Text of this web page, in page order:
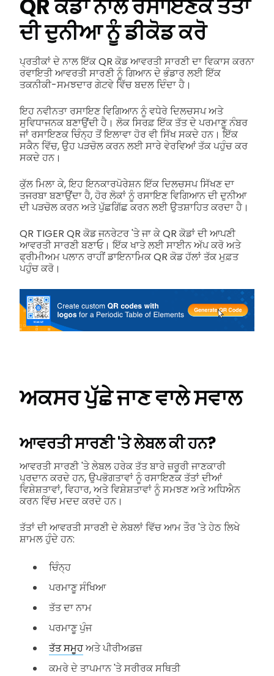
QR ਕੋਡਾਂ ਨਾਲ ਰਸਾਇਣਕ ਤੱਤਾਂ
ਦੀ ਦੁਨੀਆ ਨੂੰ ਡੀਕੋਡ ਕਰੋ
ਪ੍ਰਤੀਕਾਂ ਦੇ ਨਾਲ ਇੱਕ QR ਕੋਡ ਆਵਰਤੀ ਸਾਰਣੀ ਦਾ ਵਿਕਾਸ ਕਰਨਾ
ਰਵਾਇਤੀ ਆਵਰਤੀ ਸਾਰਣੀ ਨੂੰ ਗਿਆਨ ਦੇ ਭੰਡਾਰ ਲਈ ਇੱਕ
ਤਕਨੀਕੀ-ਸਮਝਦਾਰ ਗੇਟਵੇ ਵਿੱਚ ਬਦਲ ਦਿੰਦਾ ਹੈ।
ਇਹ ਨਵੀਨਤਾ ਰਸਾਇਣ ਵਿਗਿਆਨ ਨੂੰ ਵਧੇਰੇ ਦਿਲਚਸਪ ਅਤੇ
ਸੁਵਿਧਾਜਨਕ ਬਣਾਉਂਦੀ ਹੈ। ਲੋਕ ਸਿਰਫ਼ ਇੱਕ ਤੱਤ ਦੇ ਪਰਮਾਣੂ ਨੰਬਰ
ਜਾਂ ਰਸਾਇਣਕ ਚਿੰਨ੍ਹ ਤੋਂ ਇਲਾਵਾ ਹੋਰ ਵੀ ਸਿੱਖ ਸਕਦੇ ਹਨ। ਇੱਕ
ਸਕੈਨ ਵਿੱਚ, ਉਹ ਪੜਚੋਲ ਕਰਨ ਲਈ ਸਾਰੇ ਵੇਰਵਿਆਂ ਤੱਕ ਪਹੁੰਚ ਕਰ
ਸਕਦੇ ਹਨ।
ਕੁੱਲ ਮਿਲਾ ਕੇ, ਇਹ ਇਨਕਾਰਪੋਰੇਸ਼ਨ ਇੱਕ ਦਿਲਚਸਪ ਸਿੱਖਣ ਦਾ
ਤਜਰਬਾ ਬਣਾਉਂਦਾ ਹੈ, ਹੋਰ ਲੋਕਾਂ ਨੂੰ ਰਸਾਇਣ ਵਿਗਿਆਨ ਦੀ ਦੁਨੀਆ
ਦੀ ਪੜਚੋਲ ਕਰਨ ਅਤੇ ਪੁੱਛਗਿੱਛ ਕਰਨ ਲਈ ਉਤਸ਼ਾਹਿਤ ਕਰਦਾ ਹੈ।
QR TIGER QR ਕੋਡ ਜਨਰੇਟਰ 'ਤੇ ਜਾ ਕੇ QR ਕੋਡਾਂ ਦੀ ਆਪਣੀ
ਆਵਰਤੀ ਸਾਰਣੀ ਬਣਾਓ। ਇੱਕ ਖਾਤੇ ਲਈ ਸਾਈਨ ਅੱਪ ਕਰੋ ਅਤੇ
ਫ੍ਰੀਮੀਅਮ ਪਲਾਨ ਰਾਹੀਂ ਡਾਇਨਾਮਿਕ QR ਕੋਡ ਹੱਲਾਂ ਤੱਕ ਮੁਫ਼ਤ
ਪਹੁੰਚ ਕਰੋ।
ਅਕਸਰ ਪੁੱਛੇ ਜਾਣ ਵਾਲੇ ਸਵਾਲ
ਆਵਰਤੀ ਸਾਰਣੀ 'ਤੇ ਲੇਬਲ ਕੀ ਹਨ?
ਆਵਰਤੀ ਸਾਰਣੀ 'ਤੇ ਲੇਬਲ ਹਰੇਕ ਤੱਤ ਬਾਰੇ ਜ਼ਰੂਰੀ ਜਾਣਕਾਰੀ
ਪ੍ਰਦਾਨ ਕਰਦੇ ਹਨ, ਉਪਭੋਗਤਾਵਾਂ ਨੂੰ ਰਸਾਇਣਕ ਤੱਤਾਂ ਦੀਆਂ
ਵਿਸ਼ੇਸ਼ਤਾਵਾਂ, ਵਿਹਾਰ, ਅਤੇ ਵਿਸ਼ੇਸ਼ਤਾਵਾਂ ਨੂੰ ਸਮਝਣ ਅਤੇ ਅਧਿਐਨ
ਕਰਨ ਵਿੱਚ ਮਦਦ ਕਰਦੇ ਹਨ।
ਤੱਤਾਂ ਦੀ ਆਵਰਤੀ ਸਾਰਣੀ ਦੇ ਲੇਬਲਾਂ ਵਿੱਚ ਆਮ ਤੌਰ 'ਤੇ ਹੇਠ ਲਿਖੇ
ਸ਼ਾਮਲ ਹੁੰਦੇ ਹਨ:
ਚਿੰਨ੍ਹ
ਪਰਮਾਣੂ ਸੰਖਿਆ
ਤੱਤ ਦਾ ਨਾਮ
ਪਰਮਾਣੂ ਪੁੰਜ
ਤੱਤ ਸਮੂਹਅਤੇ ਪੀਰੀਅਡਜ਼
ਕਮਰੇ ਦੇ ਤਾਪਮਾਨ 'ਤੇ ਸਰੀਰਕ ਸਥਿਤੀ